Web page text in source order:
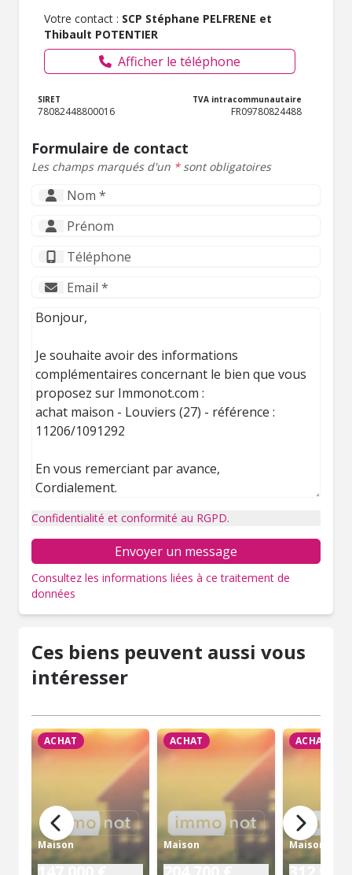
Votre contact : SCP Stéphane PELFRENE et
Thibault POTENTIER
Afficher le téléphone
SIRET
78082448800016
TVA intracommunautaire
FR09780824488
Formulaire de contact
Les champs marqués d'un *sont obligatoires
Confidentialité et conformité au RGPD.
Envoyer un message
Consultez les informations liées à ce traitement de
données
Ces biens peuvent aussi vous
intéresser
ACHAT
Maison
ACHAT
Maison
ACHAT
Maison